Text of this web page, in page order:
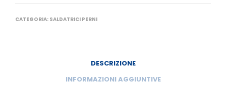
CATEGORIA: SALDATRICI PERNI
DESCRIZIONE
INFORMAZIONI AGGIUNTIVE